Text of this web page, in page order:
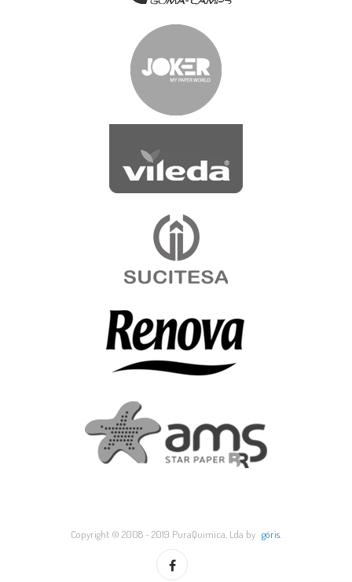
Copyright © 2008 - 2019 PuraQuimica, Lda by göris.